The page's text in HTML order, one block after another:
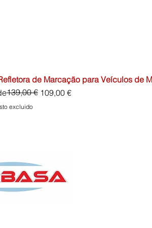
de Marcação para Veículos de
139,00 € 109,00 €
de oferta
excluido